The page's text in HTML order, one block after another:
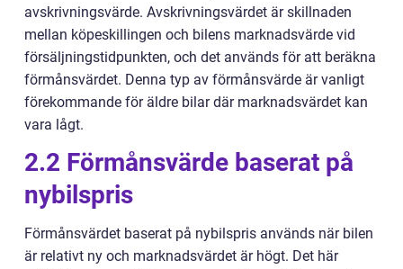
avskrivningsvärde. Avskrivningsvärdet är skillnaden
mellan köpeskillingen och bilens marknadsvärde vid
försäljningstidpunkten, och det används för att beräkna
förmånsvärdet. Denna typ av förmånsvärde är vanligt
förekommande för äldre bilar där marknadsvärdet kan
vara lågt.
2.2 Förmånsvärde baserat på
nybilspris
Förmånsvärdet baserat på nybilspris används när bilen
är relativt ny och marknadsvärdet är högt. Det här